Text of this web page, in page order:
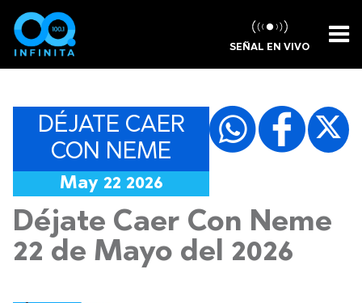
SEÑAL EN VIVO
DÉJATE CAER
CON NEME
May 22 2026
Déjate Caer Con Neme
22 de Mayo del 2026